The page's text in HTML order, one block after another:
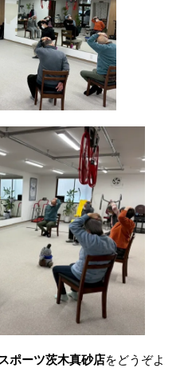
ポーツ茨木真砂店をどうぞよ